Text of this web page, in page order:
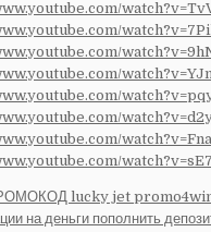
lucky jet
на деньги пополнить